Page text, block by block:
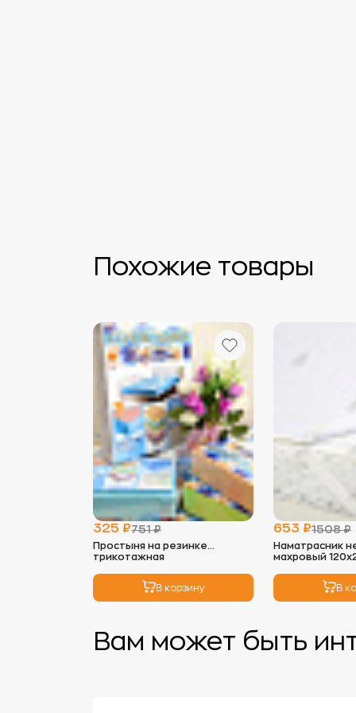
Похожие товары
325 ₽751 ₽
Простыня на резинке
трикотажная
В корзину
653 ₽1508 ₽
Наматрасник
махровый
В
Вам может быть